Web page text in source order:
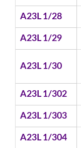
A23L 1/28
A23L 1/29
A23L 1/30
A23L 1/302
A23L 1/303
A23L 1/304